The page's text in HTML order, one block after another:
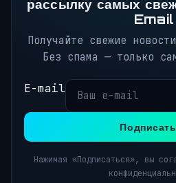
рассылку самых
Email
Получайте свежие
Без спама — только
E-mail
Нажимая «Подписаться», вы